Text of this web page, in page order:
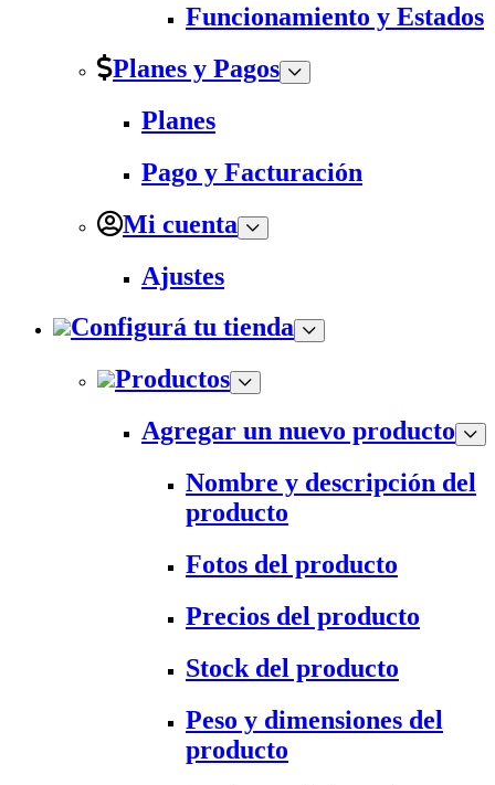
Funcionamiento y Estados
Planes y Pagos
Planes
Pago y Facturación
Mi cuenta
Ajustes
Configurá tu tienda
Productos
Agregar un nuevo producto
Nombre y descripción del
producto
Fotos del producto
Precios del producto
Stock del producto
Peso y dimensiones del
producto